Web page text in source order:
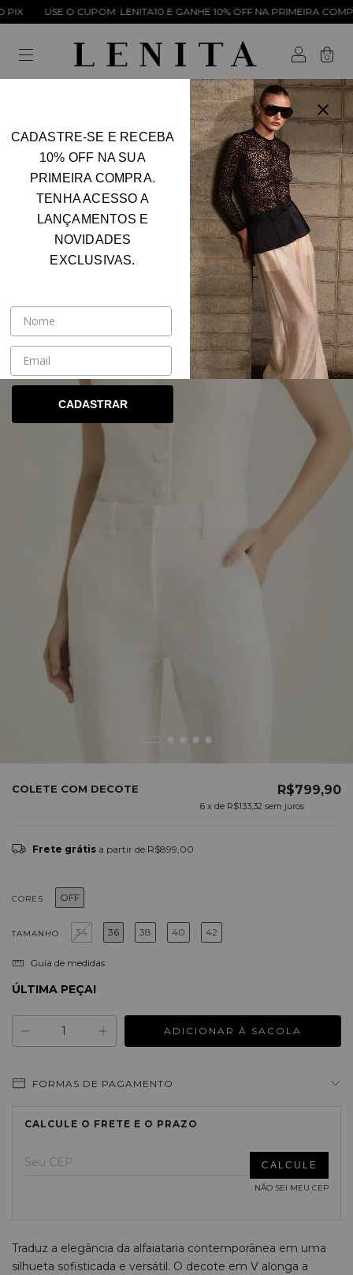
USE O CUPOM: LENITA10 E GANHE 10% OFF NA PRIMEIRA
0
COLETE COM DECOTE R$799,90
6 x de R$133,32 sem juros
Frete grátis a partir de R$899,00
CORES OFF
TAMANHO 34 36 38 40 42
Guia de medidas
ÚLTIMA PEÇA!
FORMAS DE PAGAMENTO
ALTERAR CEP
NÃO SEI MEU CEP
Traduz a elegância da alfaiataria contemporânea em uma
silhueta sofisticada e versátil. O decote em V alonga a
CADASTRE-SE E RECEBA
10% OFF NA SUA
PRIMEIRA COMPRA.
TENHA ACESSO A
LANÇAMENTOS E
NOVIDADES
EXCLUSIVAS.
CADASTRAR